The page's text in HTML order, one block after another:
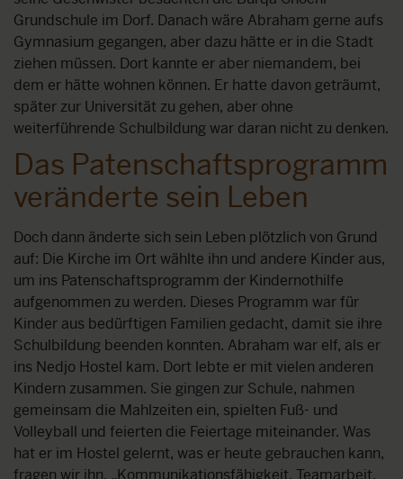
Grundschule im Dorf. Danach wäre Abraham gerne aufs
Gymnasium gegangen, aber dazu hätte er in die Stadt
ziehen müssen. Dort kannte er aber niemandem, bei
dem er hätte wohnen können. Er hatte davon geträumt,
später zur Universität zu gehen, aber ohne
weiterführende Schulbildung war daran nicht zu denken.
Das Patenschaftsprogramm
veränderte sein Leben
Doch dann änderte sich sein Leben plötzlich von Grund
auf: Die Kirche im Ort wählte ihn und andere Kinder aus,
um ins Patenschaftsprogramm der Kindernothilfe
aufgenommen zu werden. Dieses Programm war für
Kinder aus bedürftigen Familien gedacht, damit sie ihre
Schulbildung beenden konnten. Abraham war elf, als er
ins Nedjo Hostel kam. Dort lebte er mit vielen anderen
Kindern zusammen. Sie gingen zur Schule, nahmen
gemeinsam die Mahlzeiten ein, spielten Fuß- und
Volleyball und feierten die Feiertage miteinander. Was
hat er im Hostel gelernt, was er heute gebrauchen kann,
fragen wir ihn. „Kommunikationsfähigkeit, Teamarbeit,